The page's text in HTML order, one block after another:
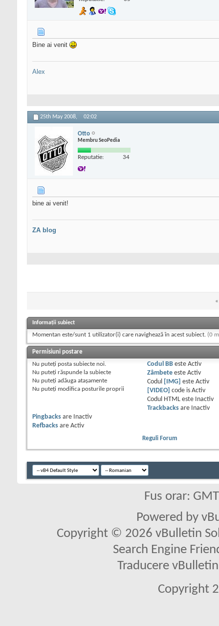
Bine ai venit
Alex
25th May 2008, 02:02
Otto
Membru SeoPedia
Reputatie: 34
bine ai venit!
ZA blog
«
Informații subiect
Momentan este/sunt 1 utilizator(i) care navighează în acest subiect. (0
Permisiuni postare
Nu puteţi posta subiecte noi.
Nu puteţi răspunde la subiecte
Nu puteţi adăuga ataşamente
Nu puteţi modifica posturile proprii
Codul BBeste Activ
Zâmbeteeste Activ
Codul
[IMG] este Activ
[VIDEO]
code is Activ
Codul HTML este
Inactiv
Trackbacksare
Inactiv
Pingbacks are
Inactiv
Refbacks are Activ
Reguli Forum
Fus orar:
Powered by
Copyright © 2026 vBulletin
Search Engine
Traducere
Copyright